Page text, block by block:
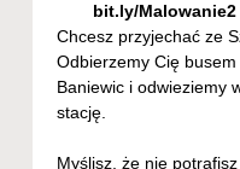
bit.ly/Malowanie2
Chcesz przyjechać ze
Odbierzemy Cię
Baniewic i odwieziemy
stację.
Myślisz, że nie